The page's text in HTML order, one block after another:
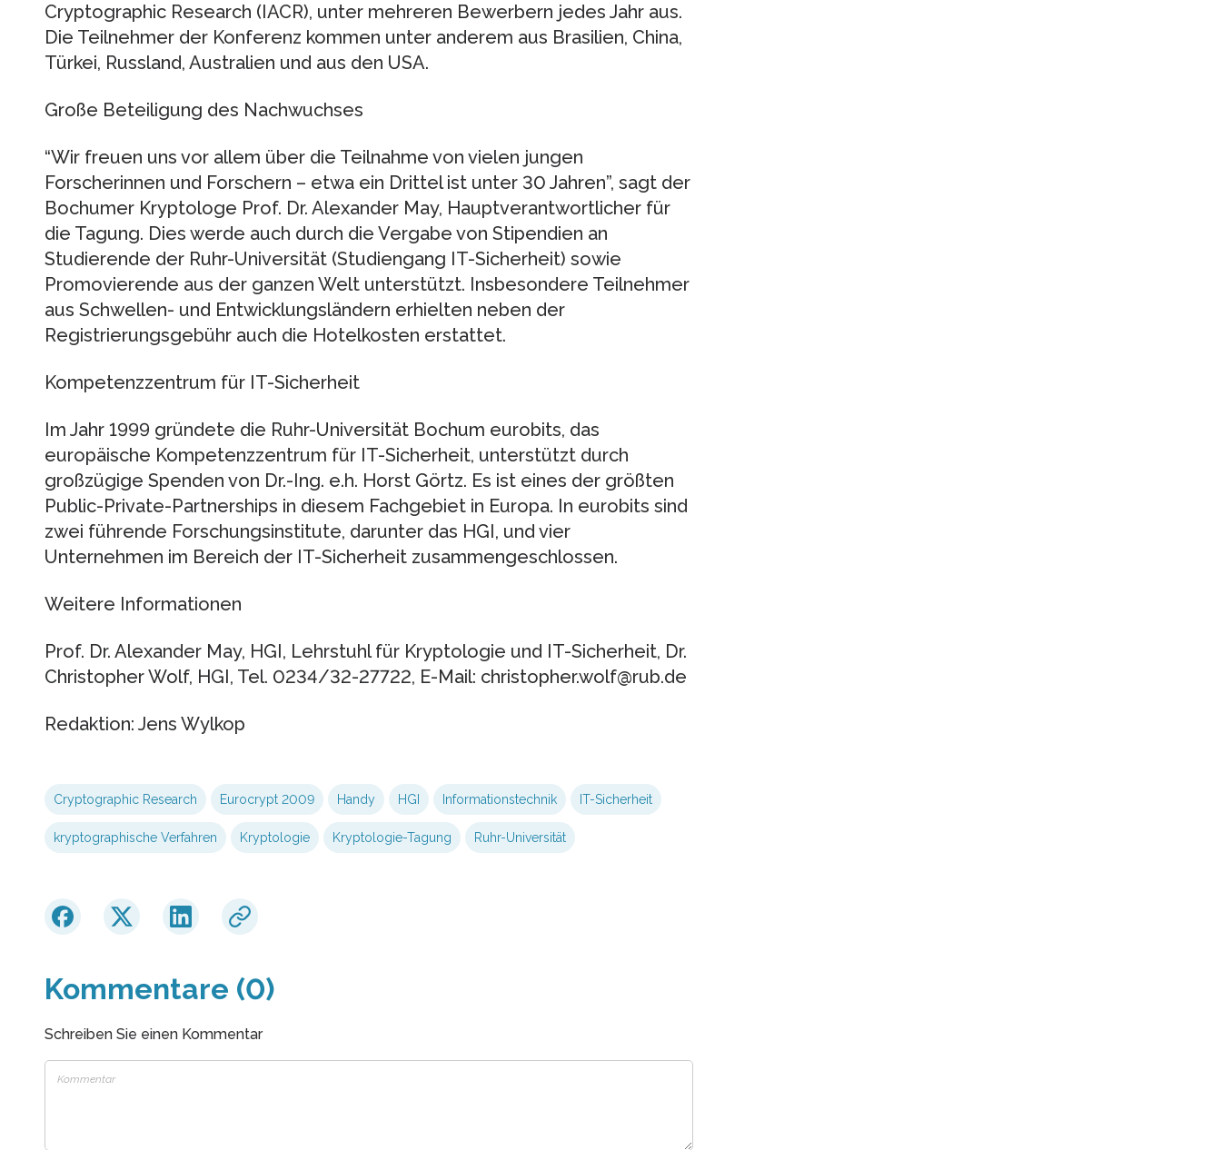
Cryptographic Research (IACR), unter mehreren Bewerbern jedes Jahr aus.
Die Teilnehmer der Konferenz kommen unter anderem aus Brasilien, China,
Türkei, Russland, Australien und aus den USA.
Große Beteiligung des Nachwuchses
“Wir freuen uns vor allem über die Teilnahme von vielen jungen
Forscherinnen und Forschern – etwa ein Drittel ist unter 30 Jahren”, sagt der
Bochumer Kryptologe Prof. Dr. Alexander May, Hauptverantwortlicher für
die Tagung. Dies werde auch durch die Vergabe von Stipendien an
Studierende der Ruhr-Universität (Studiengang IT-Sicherheit) sowie
Promovierende aus der ganzen Welt unterstützt. Insbesondere Teilnehmer
aus Schwellen- und Entwicklungsländern erhielten neben der
Registrierungsgebühr auch die Hotelkosten erstattet.
Kompetenzzentrum für IT-Sicherheit
Im Jahr 1999 gründete die Ruhr-Universität Bochum eurobits, das
europäische Kompetenzzentrum für IT-Sicherheit, unterstützt durch
großzügige Spenden von Dr.-Ing. e.h. Horst Görtz. Es ist eines der größten
Public-Private-Partnerships in diesem Fachgebiet in Europa. In eurobits sind
zwei führende Forschungsinstitute, darunter das HGI, und vier
Unternehmen im Bereich der IT-Sicherheit zusammengeschlossen.
Weitere Informationen
Prof. Dr. Alexander May, HGI, Lehrstuhl für Kryptologie und IT-Sicherheit, Dr.
Christopher Wolf, HGI, Tel. 0234/32-27722, E-Mail: christopher.wolf@rub.de
Redaktion: Jens Wylkop
Cryptographic Research Eurocrypt 2009 Handy HGI Informationstechnik IT-Sicherheit
kryptographische Verfahren Kryptologie Kryptologie-Tagung Ruhr-Universität
Kommentare (0)
Schreiben Sie einen Kommentar